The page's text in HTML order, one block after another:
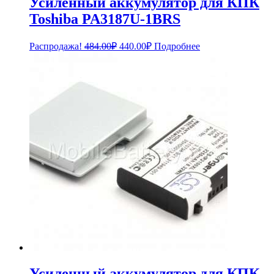
Toshiba PA3187U-1BRS
Распродажа! 484.00₽ Первоначальная
440.00₽Текущая
Подробнее